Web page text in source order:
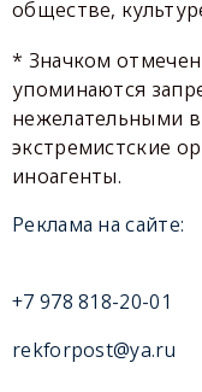
обществе,
* Значком
упоминаются
нежелательными
экстремистские
иноагенты.
Реклама на сайте:
+7 978 818-20-01
rekforpost@ya.ru